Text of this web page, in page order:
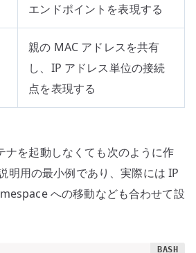
エンドポイントを表現する
親の MAC アドレスを共有
し、IP アドレス単位の接続
点を表現する
ナを起動しなくても次のように作
明用の最小例であり、実際には IP
への移動なども合わせて設